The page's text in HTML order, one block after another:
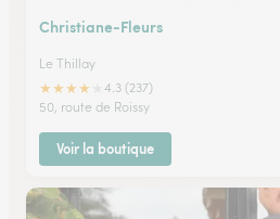
Christiane-Fleurs
Le Thillay
★★★★
4.3 (237)
50, route de Roissy
Voir la boutique